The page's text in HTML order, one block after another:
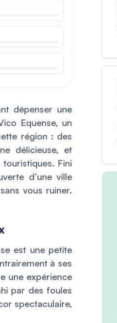
dépenser une
Equense, un
région : des
délicieuse, et
Fini
d’une ville
vous ruiner.
est une petite
à ses
une expérience
par des foules
spectaculaire,